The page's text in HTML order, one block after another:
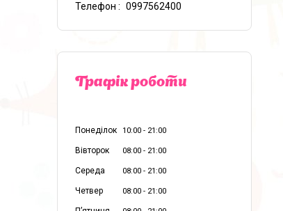
Телефон 0997562400
Графік роботи
Понеділок 10:00 21:00
Вівторок 08:00 21:00
Середа 08:00 21:00
Четвер 08:00 21:00